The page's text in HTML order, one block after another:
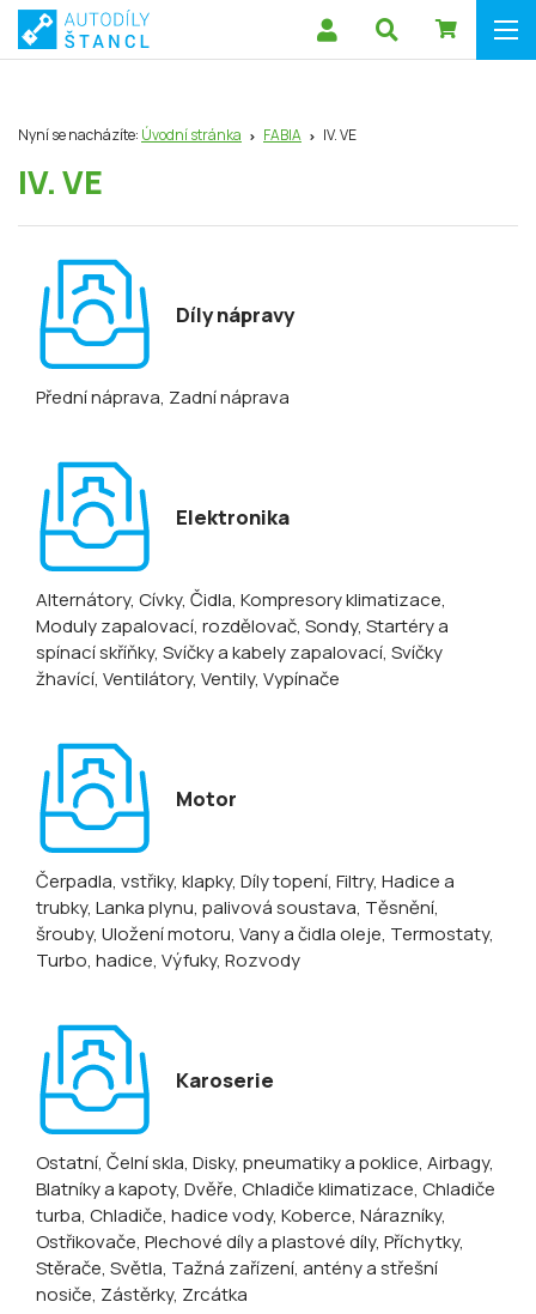
Nyní se nacházíte: Úvodní stránka FABIA IV. VE
IV. VE
Díly nápravy
Přední náprava, Zadní náprava
Elektronika
Alternátory, Cívky, Čidla, Kompresory klimatizace,
Moduly zapalovací, rozdělovač, Sondy, Startéry a
spínací skříňky, Svíčky a kabely zapalovací, Svíčky
žhavící, Ventilátory, Ventily, Vypínače
Motor
Čerpadla, vstřiky, klapky, Díly topení, Filtry, Hadice a
trubky, Lanka plynu, palivová soustava, Těsnění,
šrouby, Uložení motoru, Vany a čidla oleje, Termostaty,
Turbo, hadice, Výfuky, Rozvody
Karoserie
Ostatní, Čelní skla, Disky, pneumatiky a poklice, Airbagy,
Blatníky a kapoty, Dvěře, Chladiče klimatizace, Chladiče
turba, Chladiče, hadice vody, Koberce, Nárazníky,
Ostřikovače, Plechové díly a plastové díly, Příchytky,
Stěrače, Světla, Tažná zařízení, antény a střešní
nosiče, Zástěrky, Zrcátka